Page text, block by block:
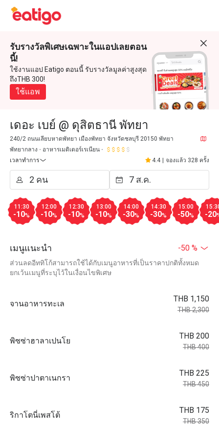
รับรางวัลพิเศษเฉพาะในแอปเลยตอน
นี้!
ใช้งานแอป Eatigo ตอนนี้ รับรางวัลมูลค่าสูงสุด
ถึงTHB 300!
ใช้แอพ
เดอะ เบย์ @ ดุสิตธานี พัทยา
240/2 ถนนเลียบหาดพัทยา เมืองพัทยา จังหวัดชลบุรี 20150 พัทยา
พัทยากลาง
อาหารเมดิเตอร์เรเนียน
เวลาทำการ
4.4 จองแล้ว 328 ครั้ง
11:30
-10%
12:00
-10%
12:30
-10%
13:00
-10%
14:00
-30%
14:30
-30%
15:00
-50% -20
เมนูแนะนำ -50 %
ส่วนลดอีททิโก้สามารถใช้ได้กับเมนูอาหารที่เป็นราคาปกติทั้งหมด
ยกเว้นเมนูที่ระบุไว้ในเงื่อนไขพิเศษ
จานอาหารทะเล
THB 1,150
THB 2,300
พิซซ่าฮาลาเปนโย
THB 200
THB 400
พิซซ่าปาตาเนกรา
THB 225
THB 450
ริกาโตนี่เพสโต้
THB 175
THB 350